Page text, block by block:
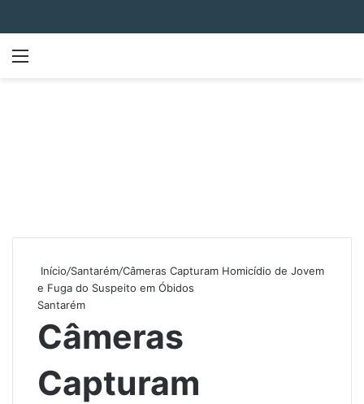
Início/Santarém/Câmeras Capturam Homicídio de Jovem
e Fuga do Suspeito em Óbidos
Santarém
Câmeras
Capturam